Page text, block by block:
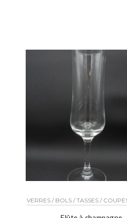
VERRES / BOLS / TASSES /